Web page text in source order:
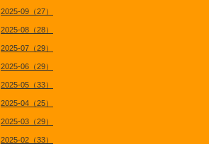
2025-09（27）
2025-08（28）
2025-07（29）
2025-06（29）
2025-05（33）
2025-04（25）
2025-03（29）
2025-02（33）